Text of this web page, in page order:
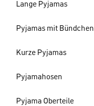
Lange Pyjamas
Pyjamas mit Bündchen
Kurze Pyjamas
Pyjamahosen
Pyjama Oberteile